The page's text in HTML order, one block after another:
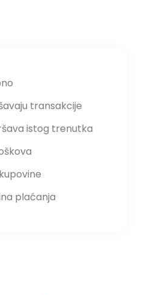
transakcije
istog trenutka
plaćanja